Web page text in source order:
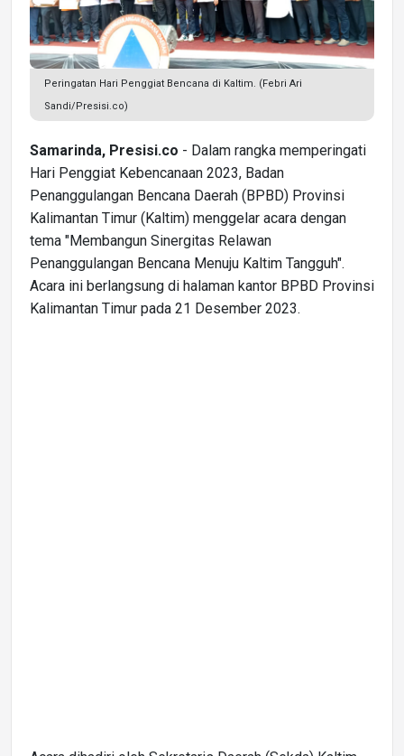
Peringatan Hari Penggiat Bencana di Kaltim. (Febri Ari
Sandi/Presisi.co)
Samarinda, Presisi.co - Dalam rangka memperingati
Hari Penggiat Kebencanaan 2023, Badan
Penanggulangan Bencana Daerah (BPBD) Provinsi
Kalimantan Timur (Kaltim) menggelar acara dengan
tema "Membangun Sinergitas Relawan
Penanggulangan Bencana Menuju Kaltim Tangguh".
Acara ini berlangsung di halaman kantor BPBD Provinsi
Kalimantan Timur pada 21 Desember 2023.